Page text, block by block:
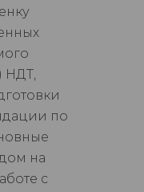
НДТ,
по
на
с